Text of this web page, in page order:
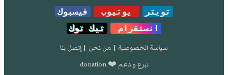
تويتر يوتيوب
فيسبوك
انستقرام
تيك توك
سياسة الخصوصية | من نحن | إتصل بنا
تبرع و دعم ❤️ donation